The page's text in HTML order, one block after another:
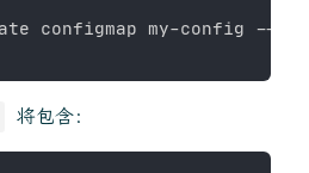
configmap my-config --
将包含：